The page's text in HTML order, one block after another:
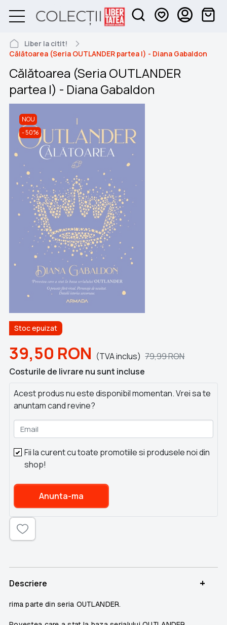
Liber la citit!
Călătoarea (Seria OUTLANDER partea I) - Diana Gabaldon
Călătoarea (Seria OUTLANDER
partea I) - Diana Gabaldon
NOU
50%
Stoc epuizat
39,50 RON (TVA inclus) 79,99RON
Costurile de livrare nu sunt incluse
Acest produs nu este disponibil momentan. Vrei sa te
anuntam cand revine?
Email
Fii la curent cu toate promotiile si produsele noi din
shop!
Anunta-ma
Descriere +
rima parte din seria OUTLANDER.